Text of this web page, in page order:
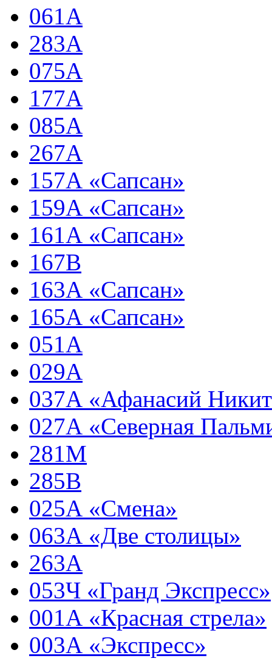
061А
283А
075А
177А
085А
267А
157А «Сапсан»
159А «Сапсан»
161А «Сапсан»
167В
163А «Сапсан»
165А «Сапсан»
051А
029А
037А «Афанасий
027А «Северная
281М
285В
025А «Смена»
063А «Две столицы»
263А
053Ч «Гранд Экспресс»
001А «Красная стрела»
003А «Экспресс»